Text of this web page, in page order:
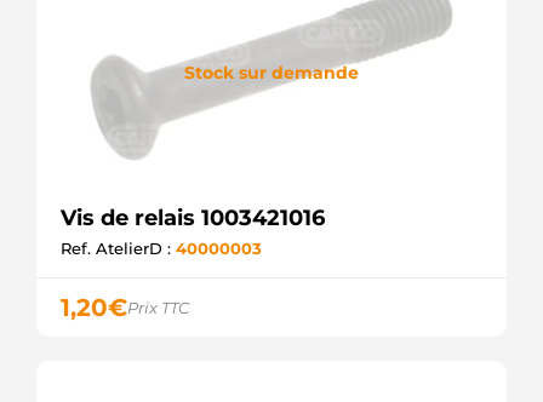
Stock sur demande
Vis de relais 1003421016
Ref. AtelierD : 40000003
1,20€Prix TTC